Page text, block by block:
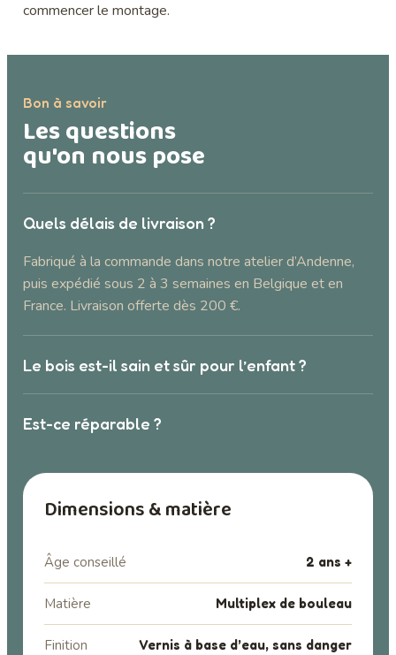
commencer le montage.
Bon à savoir
Les questions
qu'on nous pose
Quels délais de livraison ?
Fabriqué à la commande dans notre atelier d’Andenne,
puis expédié sous 2 à 3 semaines en Belgique et en
France. Livraison offerte dès 200 €.
Le bois est-il sain et sûr pour l’enfant ?
Est-ce réparable ?
Dimensions & matière
Âge conseillé 2 ans +
Matière Multiplex de bouleau
Finition Vernis à base d’eau, sans danger